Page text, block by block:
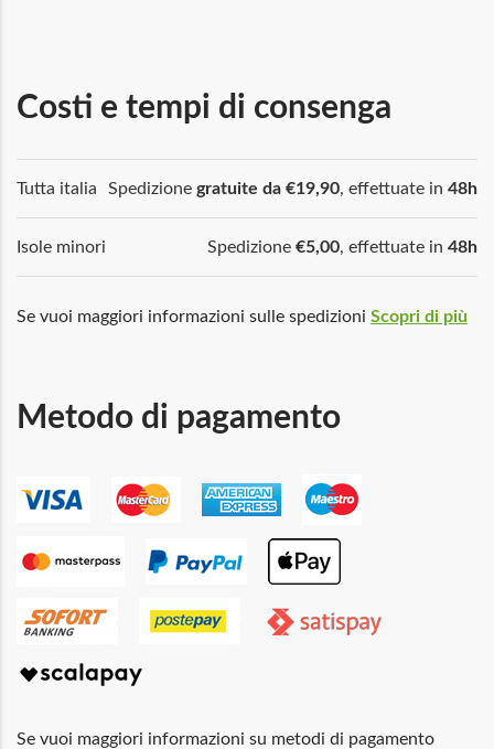
Costi e tempi di consenga
Tutta italia Spedizione gratuite da €19,90, effettuate in 48h
Isole minori Spedizione €5,00, effettuate in 48h
Se vuoi maggiori informazioni sulle spedizioni Scopri di più
Metodo di pagamento
Se vuoi maggiori informazioni su metodi di pagamento